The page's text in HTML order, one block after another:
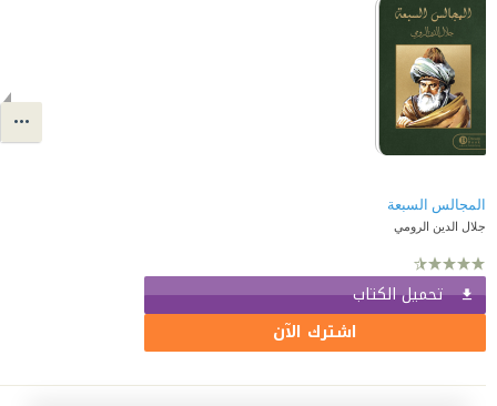
المجالس السبعة
جلال الدين الرومي
تحميل الكتاب
اشترك الآن